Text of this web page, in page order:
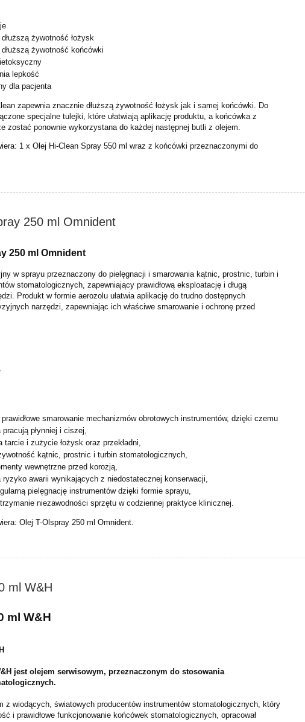
żywotność łożysk
żywotność końcówki
lepkość
dla pacjenta
zapewnia znacznie dłuższą żywotność łożysk jak i samej końcówki. Do
specjalne tulejki, które ułatwiają aplikację produktu, a końcówkaz
zostać ponownie wykorzystana do każdej następnej butli z olejem.
1 x Olej Hi-Clean Spray 550 ml wraz z końcówki przeznaczonymi do
250 ml Omnident
250 ml Omnident
w sprayu przeznaczony do pielęgnacji i smarowania kątnic, prostnic,turbin i
stomatologicznych, zapewniający prawidłową eksploatację idługą
Produkt w formie aerozolu ułatwia aplikację do trudnodostępnych
narzędzi, zapewniając ich właściwe smarowanie iochronę przed
smarowanie mechanizmów obrotowych instrumentów,dzięki czemu
płynniej i ciszej,
tarcie i zużycie łożysk oraz przekładni,
kątnic, prostnic i turbin stomatologicznych,
wewnętrzne przed korozją,
ryzyko awarii wynikających z niedostatecznej konserwacji,
pielęgnację instrumentów dzięki formie sprayu,
niezawodności sprzętu w codziennej praktyce klinicznej.
Olej T-Olspray 250 ml Omnident.
ml W&H
ml W&H
jest olejem serwisowym, przeznaczonym do stosowania
z wiodących, światowych producentów instrumentów stomatologicznych, który
i prawidłowe funkcjonowanie końcówek stomatologicznych,opracował